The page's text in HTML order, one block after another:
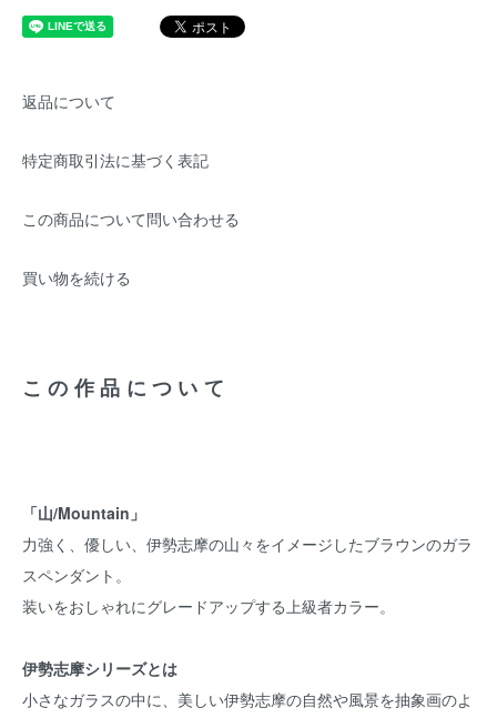
返品について
特定商取引法に基づく表記
この商品について問い合わせる
買い物を続ける
この作品について
「山/Mountain」
力強く、優しい、伊勢志摩の山々をイメージしたブラウンのガラ
スペンダント。
装いをおしゃれにグレードアップする上級者カラー。
伊勢志摩シリーズとは
小さなガラスの中に、美しい伊勢志摩の自然や風景を抽象画のよ